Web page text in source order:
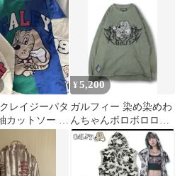
レイジーパタ
カットソー 中
¥5,200
ガルフィー 染め染めわ
んちゃんボロボロロン
Ｔ